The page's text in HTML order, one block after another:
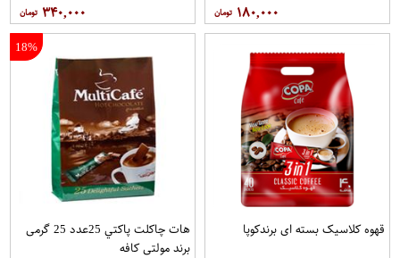
۱۸۰,۰۰۰ ۳۴۰,۰۰۰
قهوه کلاسيک بسته ای برندکوپا
18%
هات چاکلت پاکتي 25عدد 25 گرمی
برند مولتي کافه